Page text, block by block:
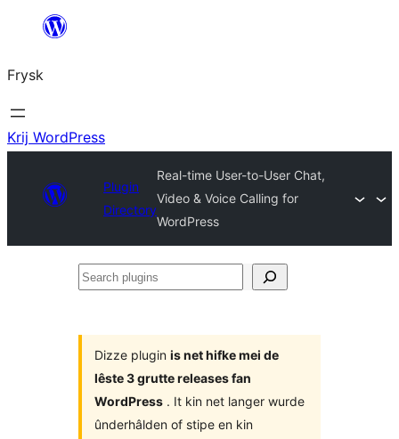
Fierder
ynhâld
Frysk
Krij WordPress
Plugin
Directory
Real-time User-to-User Chat,
Video & Voice Calling for
WordPress
Search
Dizze plugin is net hifke mei de
lêste 3 grutte releases fan
WordPress . It kin net langer wurde
ûnderhâlden of stipe en kin